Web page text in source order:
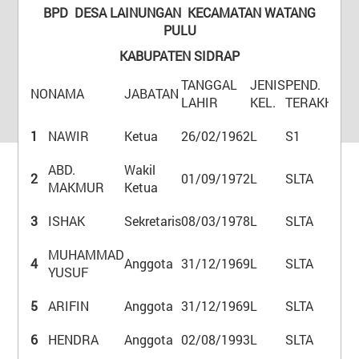
Kecamatan
: Watang Pulu
BPD DESA LAINUNGAN KECAMATAN WATANG
PULU
KABUPATEN SIDRAP
NONAMA JABATAN
TANGGAL
LAHIR
JENIS
KEL.
PEND.
TERAKHIR
1
NAWIR Ketua 26/02/1962L S1
2
ABD.
MAKMUR
Wakil
Ketua
01/09/1972L SLTA
3 ISHAK Sekretaris08/03/1978L SLTA
4
MUHAMMAD
YUSUF
Anggota 31/12/1969L SLTA
5 ARIFIN Anggota 31/12/1969L
SLTA
6
HENDRA Anggota 02/08/1993L
SLTA
MUH. TAHIR
Tidak Ada di Kantor
ANDI RUSLI
Kepala Dusun II Makkadae
AGUSTANG
Kepala Dusun III Toddang Paberre
Tidak Ada di Kantor
Ketua BPD
ABD. MAKMUR
Sekretaris BPD